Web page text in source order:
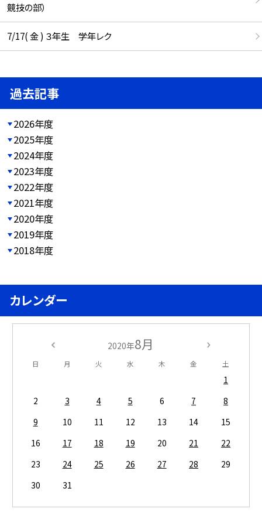
競技の部）
7/17( 金 ) ３年生 学年レク
過去記事
2026年度
2025年度
2024年度
2023年度
2022年度
2021年度
2020年度
2019年度
2018年度
カレンダー
2020年8月
日 月 火 水 木 金 土
1
2
3 4 5 6 7
8
9
10 11 12 13 14
15
16
17 18 19 20 21
22
23
24 25 26 27 28
29
30
31